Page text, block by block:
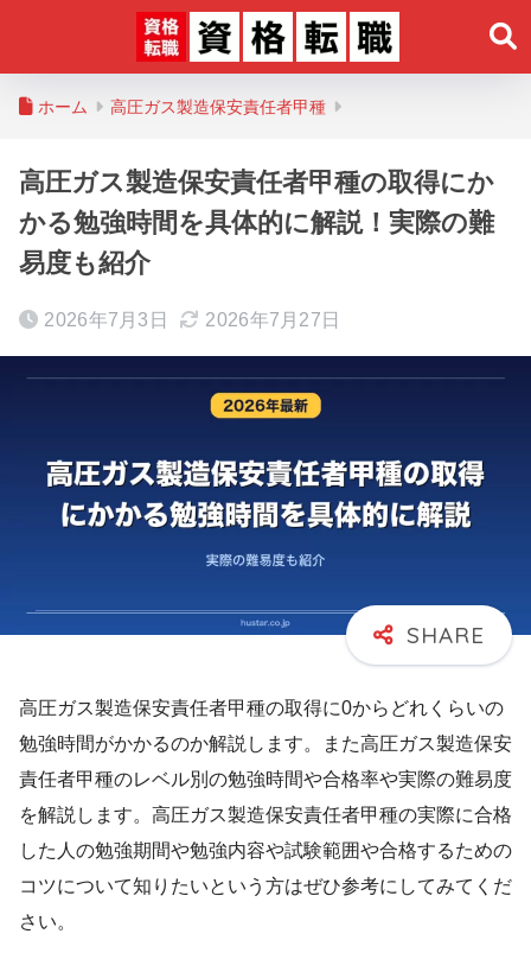
ホーム 高圧ガス製造保安責任者甲種
高圧ガス製造保安責任者甲種の取得にか
かる勉強時間を具体的に解説！実際の難
易度も紹介
2026年7月3日 2026年7月27日
高圧ガス製造保安責任者甲種の取得に0からどれくらいの
勉強時間がかかるのか解説します。また高圧ガス製造保安
責任者甲種のレベル別の勉強時間や合格率や実際の難易度
を解説します。高圧ガス製造保安責任者甲種の実際に合格
した人の勉強期間や勉強内容や試験範囲や合格するための
コツについて知りたいという方はぜひ参考にしてみてくだ
さい。